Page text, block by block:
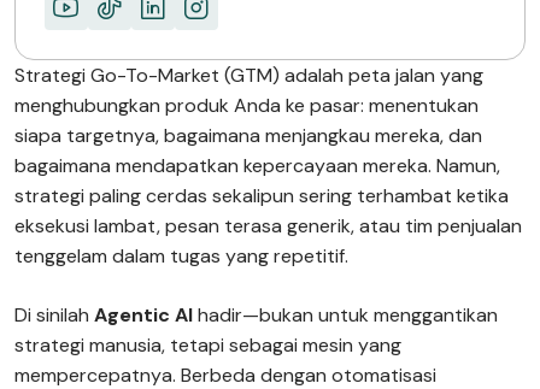
Bawa Strategi GTM…
Strategi Go-To-Market (GTM) adalah peta jalan yang
menghubungkan produk Anda ke pasar: menentukan
siapa targetnya, bagaimana menjangkau mereka, dan
bagaimana mendapatkan kepercayaan mereka. Namun,
strategi paling cerdas sekalipun sering terhambat ketika
eksekusi lambat, pesan terasa generik, atau tim penjualan
tenggelam dalam tugas yang repetitif.
Di sinilah Agentic AIhadir—bukan untuk menggantikan
strategi manusia, tetapi sebagai mesin yang
mempercepatnya. Berbeda dengan otomatisasi